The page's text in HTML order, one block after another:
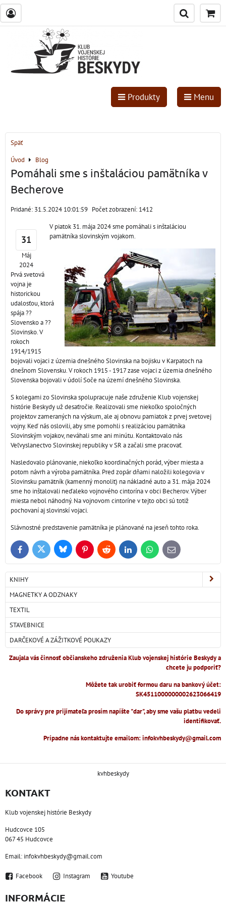
Produkty Menu
Späť
Úvod
Blog
Pomáhali sme s inštaláciou pamätníka v
Becherove
Pridané: 31.5.2024 10:01:59 Počet zobrazení: 1412
31
Máj
2024
V piatok 31. mája 2024 sme pomáhali s inštaláciou
pamätníka slovinským vojakom.
Prvá svetová
vojna je
historickou
udalosťou, ktorá
spája ??
Slovensko a ??
Slovinsko. V
rokoch
1914/1915
bojovali vojaci z územia dnešného Slovinska na bojisku v Karpatoch na
dnešnom Slovensku. V rokoch 1915 - 1917 zase vojaci z územia dnešného
Slovenska bojovali v údolí Soče na území dnešného Slovinska.
S kolegami zo Slovinska spolupracuje naše združenie Klub vojenskej
histórie Beskydy už desaťročie. Realizovali sme niekoľko spoločných
projektov zameraných na výskum, ale aj obnovu pamiatok z prvej svetovej
vojny. Keď nás oslovili, aby sme pomohli s realizáciou pamätníka
Slovinským vojakov, neváhali sme ani minútu. Kontaktovalo nás
Veľvyslanectvo Slovinskej republiky v SR a začali sme pracovať.
Nasledovalo plánovanie, niekoľko koordinačných porád, výber miesta a
potom návrh a výroba pamätníka. Pred zopár dňami naložili kolegovia v
Slovinsku pamätník (kamenný monolit) na nákladné auto a 31. mája 2024
sme ho inštalovali neďaleko vojnového cintorína v obci Becherov. Výber
miesta nebol náhodný. Na vojnovom cintoríne v tejto obci sú totiž
pochovaní aj slovinskí vojaci.
Slávnostné predstavenie pamätníka je plánované na jeseň tohto roka.
FacebookTwitter BlueskyPinterestReddit LinkedInWhatsApp
E-
mail
KNIHY
MAGNETKY A ODZNAKY
TEXTIL
STAVEBNICE
DARČEKOVÉ A ZÁŽITKOVÉ POUKAZY
Zaujala vás činnosť občianskeho združenia Klub vojenskej histórie Beskydy a
chcete ju podporiť?
Môžete tak urobiť formou daru na bankový účet:
SK4511000000002623066419
Do správy pre prijímateľa prosím napíšte "dar", aby sme vašu platbu vedeli
identifikovať.
Prípadne nás kontaktujte emailom: infokvhbeskydy@gmail.com
kvhbeskydy
KONTAKT
Klub vojenskej histórie Beskydy
Hudcovce 105
067 45 Hudcovce
Email: infokvhbeskydy@gmail.com
Facebook Instagram Youtube
INFORMÁCIE